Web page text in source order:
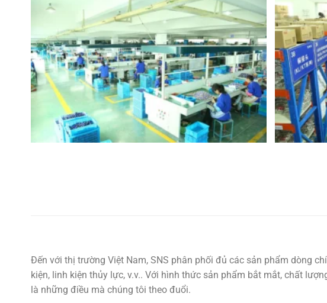
Đến với thị trường Việt Nam, SNS phân phối đủ các sản phẩm dòng
kiện, linh kiện thủy lực, v.v.. Với hình thức sản phẩm bắt mắt, chất
là những điều mà chúng tôi theo đuổi.